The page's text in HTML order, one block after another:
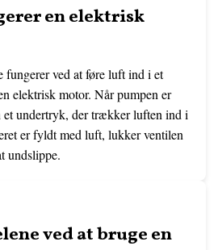
en elektrisk
ved at føre luft ind i et
elektrisk motor. Når pumpen er
undertryk, der trækker luften ind i
er fyldt med luft, lukker ventilen
undslippe.
ved at bruge en